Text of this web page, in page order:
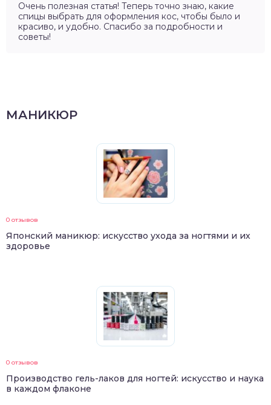
Очень полезная статья! Теперь точно знаю, какие
спицы выбрать для оформления кос, чтобы было и
красиво, и удобно. Спасибо за подробности и
советы!
МАНИКЮР
0 отзывов
Японский маникюр: искусство ухода за ногтями и их
здоровье
0 отзывов
Производство гель-лаков для ногтей: искусство и наука
в каждом флаконе